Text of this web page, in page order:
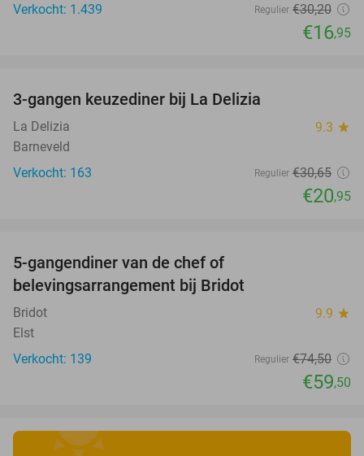
Verkocht: 1.439
Regulier €30,20
€16,95
3-gangen keuzediner bij La Delizia
La Delizia 9.3 star
Barneveld
Verkocht: 163
Regulier €30,65
€20,95
5-gangendiner van de chef of
belevingsarrangement bij Bridot
Bridot 9.9 star
Elst
Verkocht: 139
Regulier €74,50
€59,50